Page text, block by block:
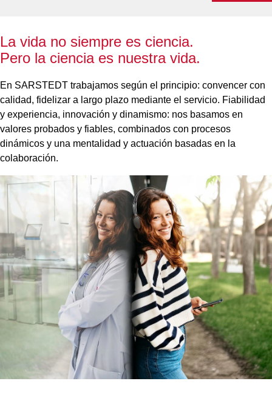
La vida no siempre es ciencia.
Pero la ciencia es nuestra vida.
En SARSTEDT trabajamos según el principio: convencer con
calidad, fidelizar a largo plazo mediante el servicio. Fiabilidad
y experiencia, innovación y dinamismo: nos basamos en
valores probados y fiables, combinados con procesos
dinámicos y una mentalidad y actuación basadas en la
colaboración.